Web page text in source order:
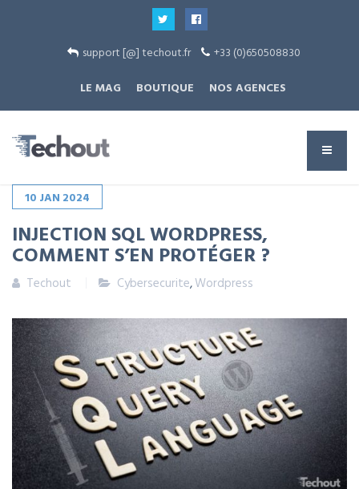
support [@] techout.fr
+33 (0)650508830
LE MAG
BOUTIQUE NOS AGENCES
10 JAN 2024
INJECTION SQL WORDPRESS,
COMMENT S’EN PROTÉGER ?
Techout Cybersecurite,Wordpress